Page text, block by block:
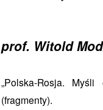
prof. Witold
„Polska-Rosja.
(fragmenty).